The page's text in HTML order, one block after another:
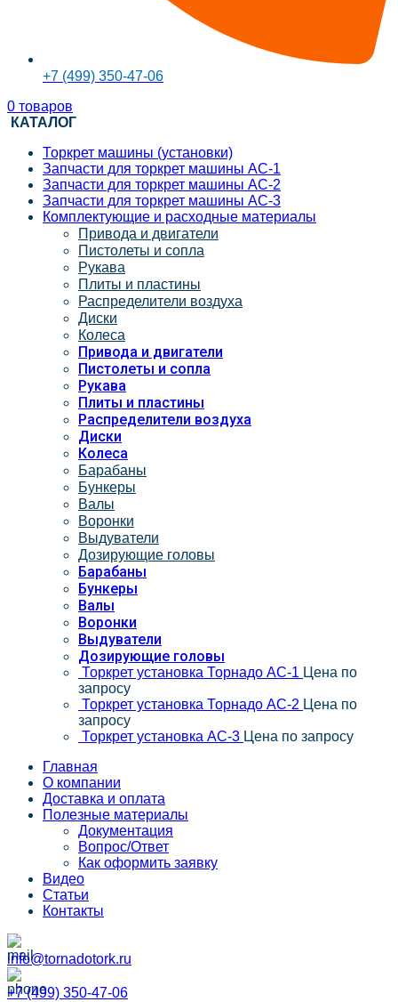
+7 (499) 350-47-06
0 товаров
КАТАЛОГ
Торкрет машины (установки)
Запчасти для торкрет машины АС-1
Запчасти для торкрет машины АС-2
Запчасти для торкрет машины АС-3
Комплектующие и расходные материалы
Привода и двигатели
Пистолеты и сопла
Рукава
Плиты и пластины
Распределители воздуха
Диски
Колеса
Привода и двигатели
Пистолеты и сопла
Рукава
Плиты и пластины
Распределители воздуха
Диски
Колеса
Барабаны
Бункеры
Валы
Воронки
Выдуватели
Дозирующие головы
Барабаны
Бункеры
Валы
Воронки
Выдуватели
Дозирующие головы
Торкрет установка Торнадо АС-1 Цена по
запросу
Торкрет установка Торнадо АС-2 Цена по
запросу
Торкрет установка АС-3 Цена по запросу
Главная
О компании
Доставка и оплата
Полезные материалы
Документация
Вопрос/Ответ
Как оформить заявку
Видео
Статьи
Контакты
info@tornadotork.ru
+7 (499) 350-47-06